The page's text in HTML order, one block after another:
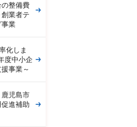
の整備費
業者テ
事業
化しま
度中小企
事業～
鹿児島市
進補助